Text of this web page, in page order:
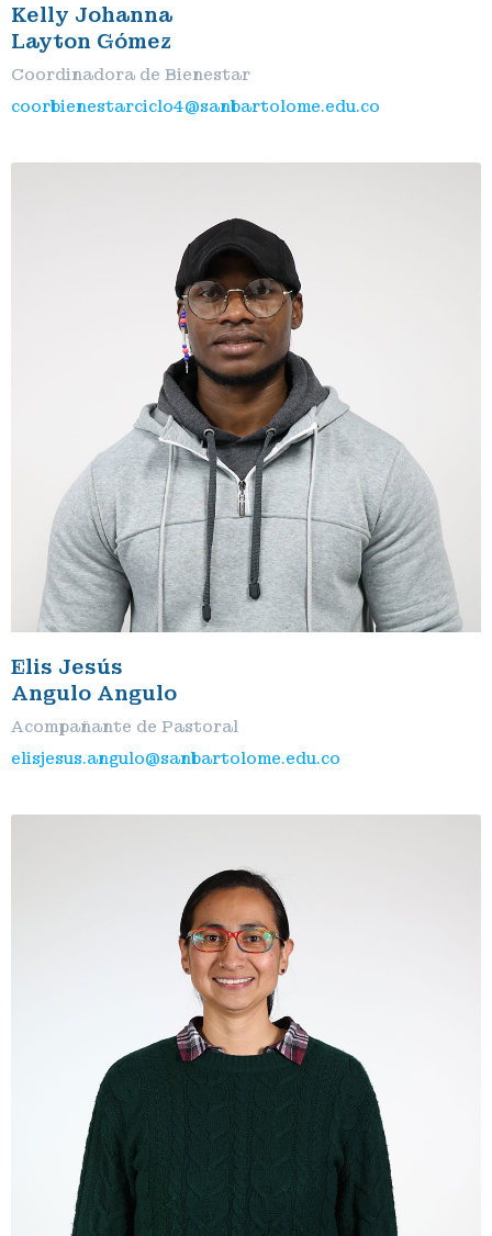
Kelly Johanna
Layton Gómez
Coordinadora de Bienestar
coorbienestarciclo4@sanbartolome.edu.co
Elis Jesús
Angulo Angulo
Acompañante de Pastoral
elisjesus.angulo@sanbartolome.edu.co